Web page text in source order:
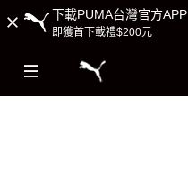
下載PUMA台灣官方APP
即獲首下載禮$200元